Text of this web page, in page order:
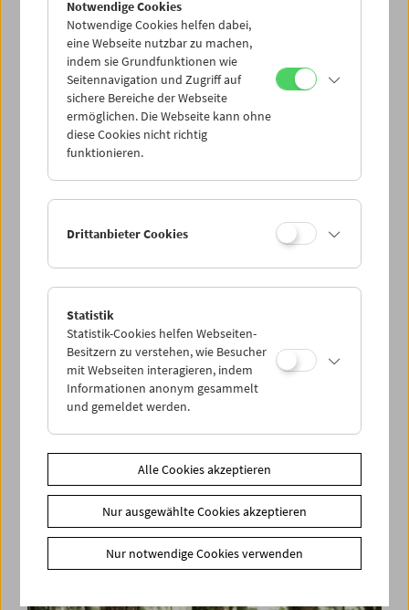
AnspruchEinspruch
44. Duisburger Filmwoche zu Gast im
Filmmuseum
Den Wortschatz des Widerstands entwickeln
Symposium und Filme
Notwendige Cookies
Notwendige Cookies helfen dabei,
eine Webseite nutzbar zu machen,
indem sie Grundfunktionen wie
Seitennavigation und Zugriff auf
sichere Bereiche der Webseite
ermöglichen. Die Webseite kann ohne
diese Cookies nicht richtig
funktionieren.
Drittanbieter Cookies
Statistik
Statistik-Cookies helfen Webseiten-
Besitzern zu verstehen, wie Besucher
mit Webseiten interagieren, indem
Informationen anonym gesammelt
und gemeldet werden.
Alle Cookies akzeptieren
Nur ausgewählte Cookies akzeptieren
Nur notwendige Cookies verwenden